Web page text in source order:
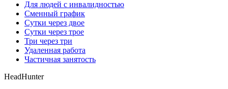
Для людей с инвалидностью
Сменный график
Сутки через двое
Сутки через трое
Три через три
Удаленная работа
Частичная занятость
HeadHunter